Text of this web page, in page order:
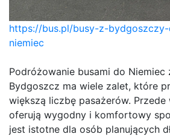
https://bus.pl/busy-z-
niemiec
Podróżowanie busami do Niemiec
Bydgoszcz ma wiele zalet, które
większą liczbę pasażerów.
oferują wygodny i komfortowy
jest istotne dla osób planujących